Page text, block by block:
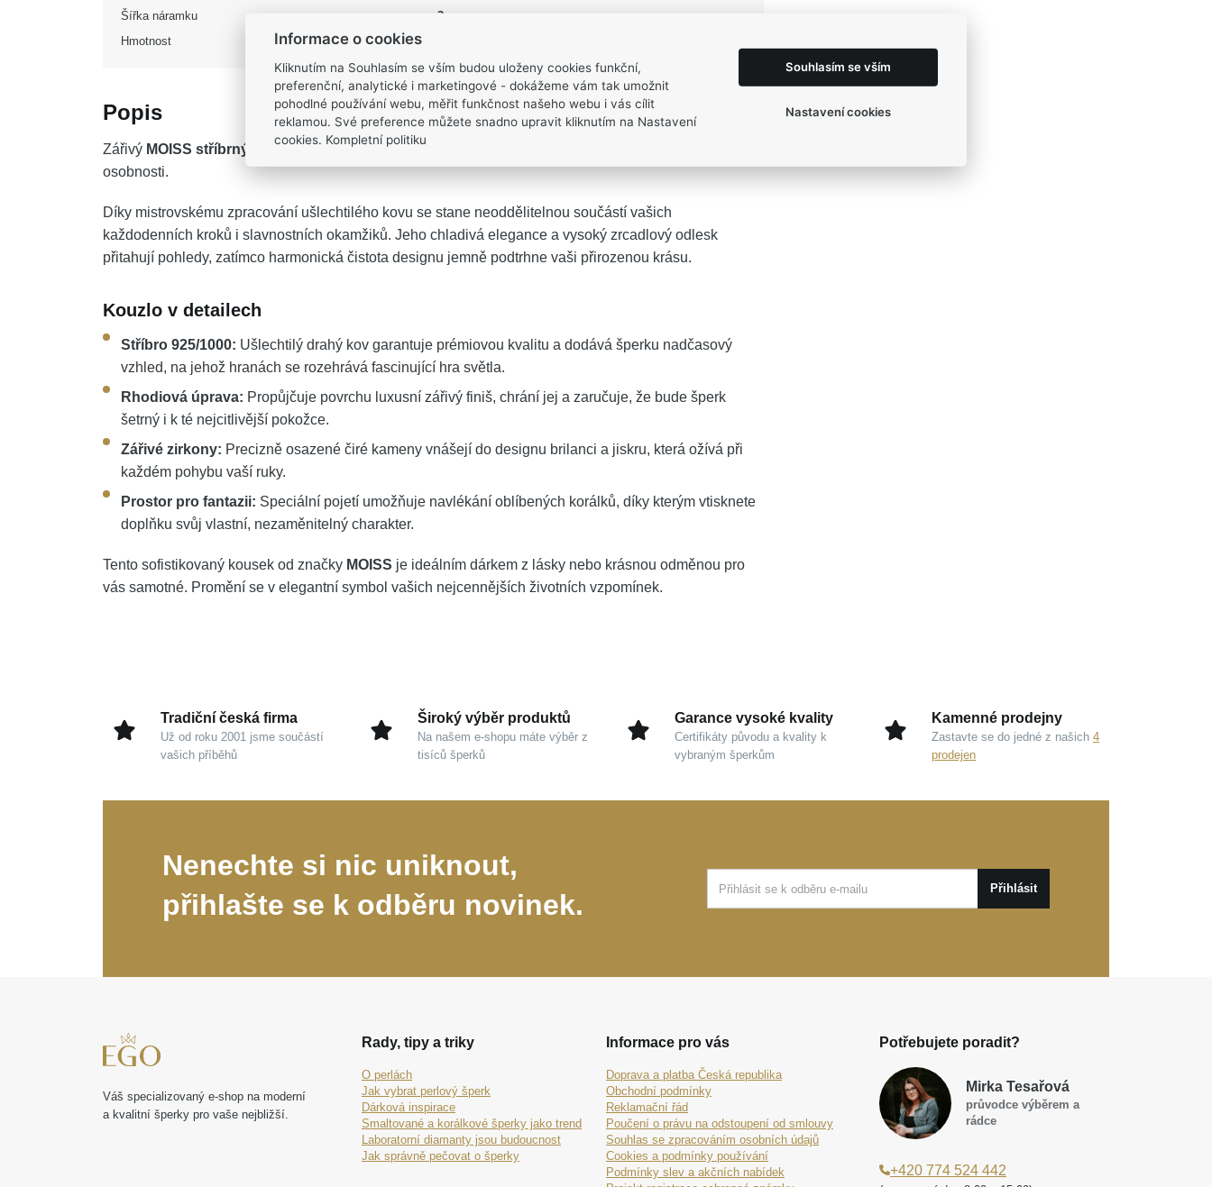
Šířka náramku
3 mm
Hmotnost
Popis
Zářivý MOISS stříbrný náramek na korálek představuje dokonalé plátno pro vyjádření vaší jedinečné
osobnosti.
Díky mistrovskému zpracování ušlechtilého kovu se stane neoddělitelnou součástí vašich
každodenních kroků i slavnostních okamžiků. Jeho chladivá elegance a vysoký zrcadlový odlesk
přitahují pohledy, zatímco harmonická čistota designu jemně podtrhne vaši přirozenou krásu.
Kouzlo v detailech
Stříbro 925/1000: Ušlechtilý drahý kov garantuje prémiovou kvalitu a dodává šperku nadčasový
vzhled, na jehož hranách se rozehrává fascinující hra světla.
Rhodiová úprava: Propůjčuje povrchu luxusní zářivý finiš, chrání jej a zaručuje, že bude šperk
šetrný i k té nejcitlivější pokožce.
Zářivé zirkony: Precizně osazené čiré kameny vnášejí do designu brilanci a jiskru, která ožívá při
každém pohybu vaší ruky.
Prostor pro fantazii: Speciální pojetí umožňuje navlékání oblíbených korálků, díky kterým vtisknete
doplňku svůj vlastní, nezaměnitelný charakter.
Tento sofistikovaný kousek od značky MOISS je ideálním dárkem z lásky nebo krásnou odměnou pro
vás samotné. Promění se v elegantní symbol vašich nejcennějších životních vzpomínek.
Tradiční česká firma
Už od roku 2001 jsme součástí
vašich příběhů
Široký výběr produktů
Na našem e-shopu máte výběr z
tisíců šperků
Garance vysoké kvality
Certifikáty původu a kvality k
vybraným šperkům
Kamenné prodejny
Zastavte se do jedné z našich 4
prodejen
Nenechte si nic uniknout,
přihlašte se k odběru novinek.
Přihlásit
Váš specializovaný e-shop na moderní
a kvalitní šperky pro vaše nejbližší.
Rady, tipy a triky
O perlách
Jak vybrat perlový šperk
Dárková inspirace
Smaltované a korálkové šperky jako trend
Laboratorní diamanty jsou budoucnost
Jak správně pečovat o šperky
Informace pro vás
Doprava a platba Česká republika
Obchodní podmínky
Reklamační řád
Poučení o právu na odstoupení od smlouvy
Souhlas se zpracováním osobních údajů
Cookies a podmínky používání
Podmínky slev a akčních nabídek
Potřebujete poradit?
Mirka Tesařová
průvodce výběrem a
rádce
+420 774 524 442
Informace o cookies
Kliknutím na Souhlasím se vším budou uloženy cookies funkční,
preferenční, analytické i marketingové - dokážeme vám tak umožnit
pohodlné používání webu, měřit funkčnost našeho webu i vás cílit
reklamou. Své preference můžete snadno upravit kliknutím na Nastavení
cookies. Kompletní politiku
Souhlasím se vším
Nastavení cookies